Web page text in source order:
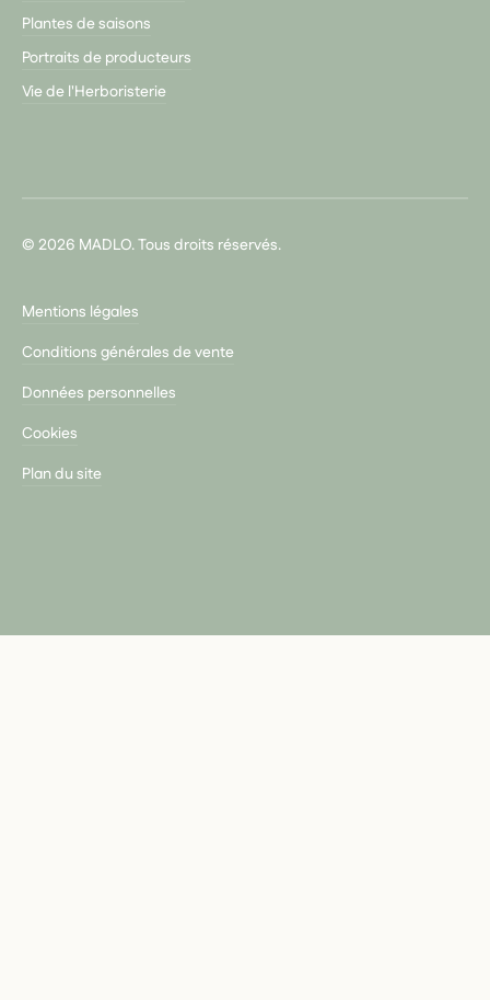
Plantes de saisons
Portraits de producteurs
Vie de l'Herboristerie
© 2026 MADLO. Tous droits réservés.
Mentions légales
Conditions générales de vente
Données personnelles
Cookies
Plan du site